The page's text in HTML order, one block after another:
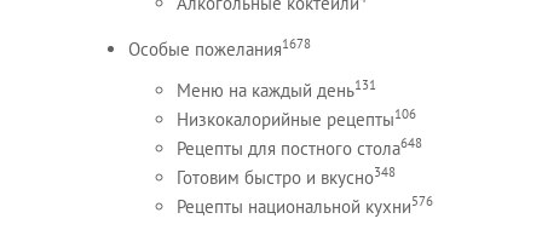
Особые пожелания1678
Меню на каждый день131
Низкокалорийные рецепты106
Рецепты для постного стола648
Готовим быстро и вкусно348
Рецепты национальной кухни576